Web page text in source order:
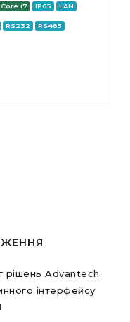
i7 IP65 LAN
RS232 RS485
рішень Advantech
інтерфейсу